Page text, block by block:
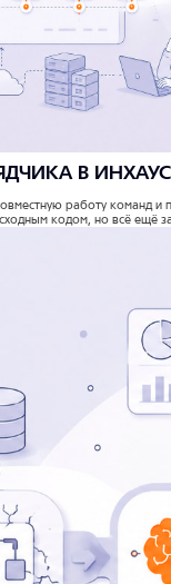
В
работу команд и
кодом, но всё ещё